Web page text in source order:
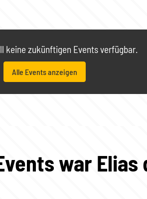
keine zukünftigen Events verfügbar.
Alle Events anzeigen
war Elias